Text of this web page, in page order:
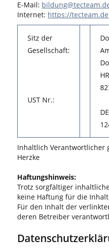
E-Mail:
Internet: https://tecteam.de
Sitz der
Gesellschaft:
UST Nr.:
DE
Inhaltlich Verantwortlicher
Herzke
Haftungshinweis:
Trotz sorgfältiger
keine Haftung für die
Für den Inhalt der
deren Betreiber